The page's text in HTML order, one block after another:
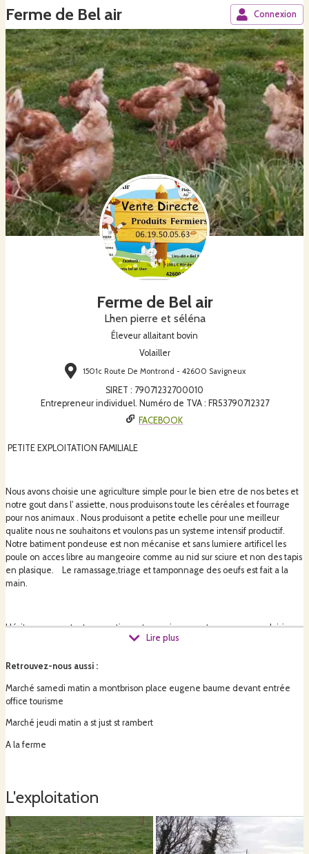
Ferme de Bel air Connexion
Ferme de Bel air
Lhen pierre et séléna
Éleveur allaitant bovin
Volailler
1501c Route De Montrond - 42600 Savigneux
SIRET : 79071232700010
Entrepreneur individuel. Numéro de TVA : FR53790712327
FACEBOOK
PETITE EXPLOITATION FAMILIALE
Nous avons choisie une agriculture simple pour le bien etre de nos betes et
notre gout dans l' assiette, nous produisons toute les céréales et fourrage
pour nos animaux . Nous produisont a petite echelle pour une meilleur
qualite nous ne souhaitons et voulons pas un systeme intensif productif.
Notre batiment pondeuse est non mécanise et sans lumiere artificel les
poule on acces libre au mangeoire comme au nid sur sciure et non des tapis
en plasique. Le ramassage,triage et tamponnage des oeufs est fait a la
main.
Hésiter pas pour toutes questions et renseignements se sera avec plaisir.
Lire plus
Retrouvez-nous aussi :
Marché samedi matin a montbrison place eugene baume devant entrée
office tourisme
Marché jeudi matin a st just st rambert
A la ferme
L'exploitation